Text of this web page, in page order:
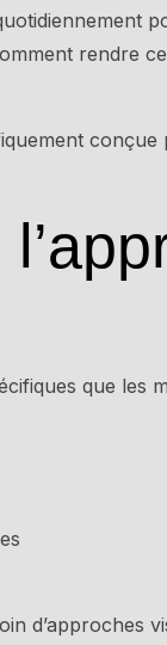
rendre
que les
d’approches